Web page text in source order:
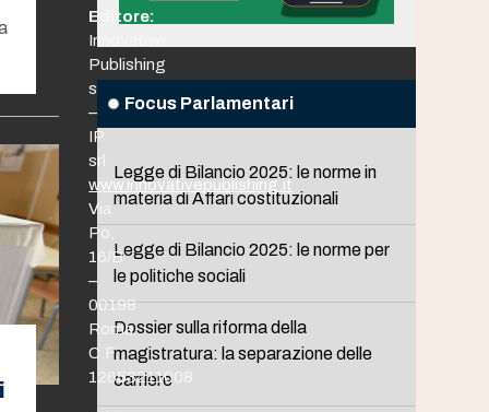
Focus Parlamentari
Legge di Bilancio 2025: le norme in
materia di Affari costituzionali
Legge di Bilancio 2025: le norme per
le politiche sociali
Dossier sulla riforma della
magistratura: la separazione delle
carriere
Editore:
Innovative
Publishing
srl
–
IP
srl
www.innovativepublishing.it
Via
Po,
16/B
–
00198
Roma
C.F.
12653211008